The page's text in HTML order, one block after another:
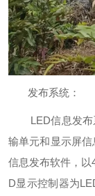
发布系统：
LED信息发
输单元和显示屏
信息发布软件，以
D显示控制器为